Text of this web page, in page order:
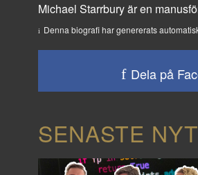
Michael Starrbury är en
Denna biografi har genererats
Dela på
SENASTE